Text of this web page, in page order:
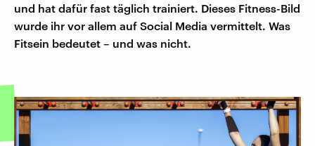
und hat dafür fast täglich trainiert. Dieses Fitness-Bild
wurde ihr vor allem auf Social Media vermittelt. Was
Fitsein bedeutet – und was nicht.